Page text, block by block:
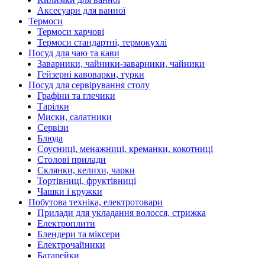
Аксесуари для ванної
Термоси
Термоси харчові
Термоси стандартні, термокухлі
Посуд для чаю та кави
Заварники, чайники-заварники, чайники
Гейзерні кавоварки, турки
Посуд для сервірування столу
Графіни та глечики
Тарілки
Миски, салатники
Сервізи
Блюда
Соусниці, менажниці, креманки, кокотниці
Столові прилади
Склянки, келихи, чарки
Тортівниці, фруктівниці
Чашки і кружки
Побутова техніка, електротовари
Прилади для укладання волосся, стрижка
Електроплити
Блендери та міксери
Електрочайники
Батарейки